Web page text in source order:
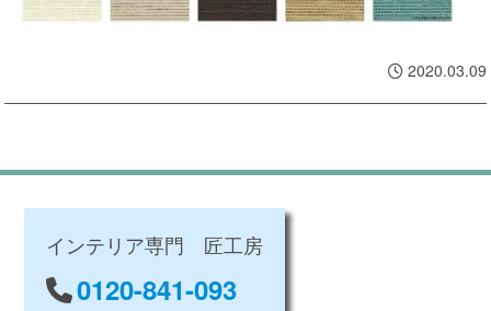
2020.03.09
インテリア専門 匠工房
0120-841-093